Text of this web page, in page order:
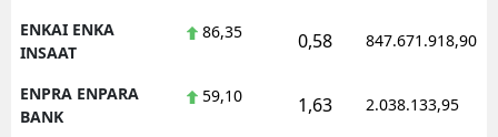
ENKAI ENKA
INSAAT
86,35 0,58 847.671.918,90
ENPRA ENPARA
BANK
59,10 1,63 2.038.133,95